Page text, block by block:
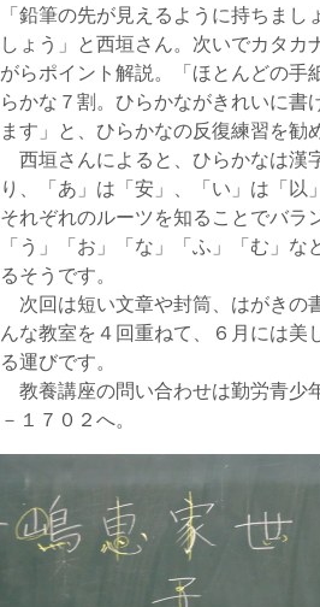
「鉛筆の先が見えるように持ちまし
しょう」と西垣さん。次いでカタカ
がらポイント解説。「ほとんどの手
らかな７割。ひらかながきれいに書
ます」と、ひらかなの反復練習を勧
西垣さんによると、ひらかなは漢
り、「あ」は「安」、「い」は「以
それぞれのルーツを知ることでバラ
「う」「お」「な」「ふ」「む」
るそうです。
次回は短い文章や封筒、はがきの
んな教室を４回重ねて、６月には美
る運びです。
教養講座の問い合わせは勤労青少
－１７０２へ。